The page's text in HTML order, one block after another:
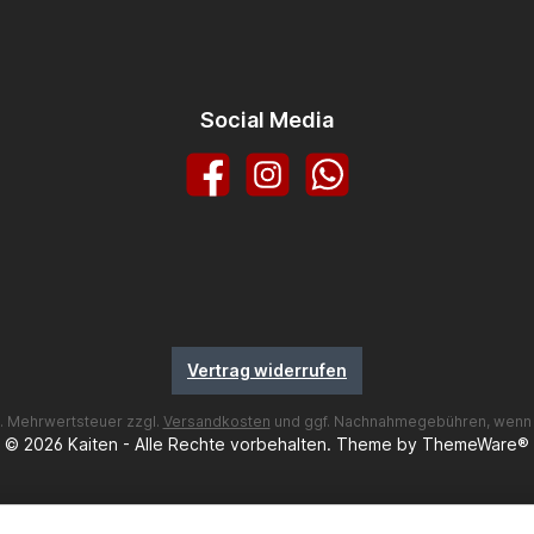
Social Media
FacebookInstagramWhatsApp
Vertrag widerrufen
Mehrwertsteuer zzgl. Versandkosten und ggf. Nachnahmegebühren,
© 2026 Kaiten - Alle Rechte vorbehalten. Theme by ThemeWare®